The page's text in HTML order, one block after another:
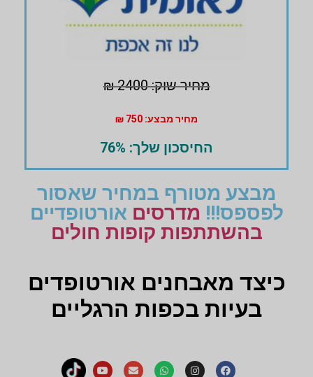
מחיר שוק: 2400 ₪
מחיר מבצע: 750 ₪
החיסכון שלך: 76%
מבצע מטורף במחיר שאסור
לפספס!!! מדרסים אורטופדיים
בהשתתפות קופות חולים
כיצד מאבחנים אורטופדים
בעיות בכפות הרגליים